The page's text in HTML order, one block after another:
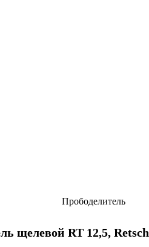
Прободелитель
щелевой RT 12,5, Retsch